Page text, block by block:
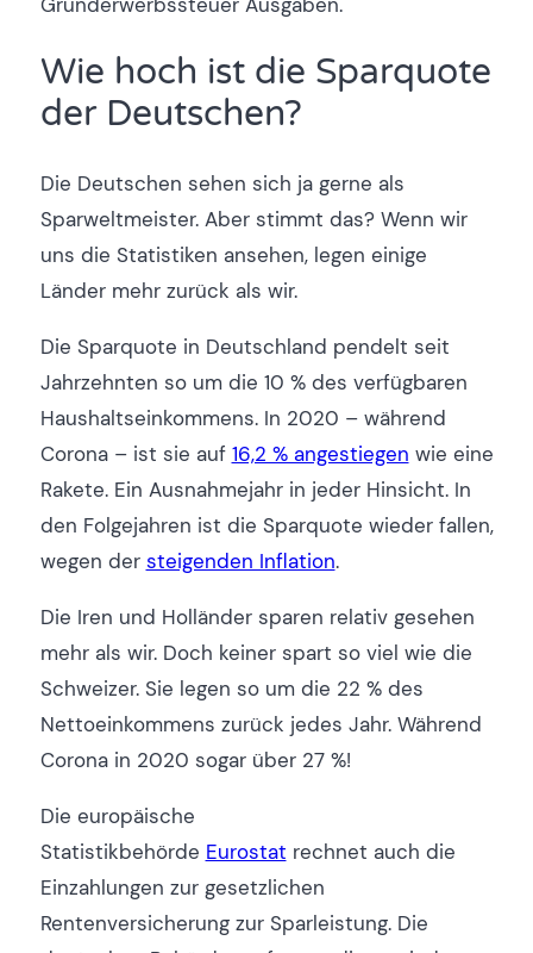
Wie hoch ist die Sparquote
der Deutschen?
Die Deutschen sehen sich ja gerne als
Sparweltmeister. Aber stimmt das? Wenn wir
uns die Statistiken ansehen, legen einige
Länder mehr zurück als wir.
Die Sparquote in Deutschland pendelt seit
Jahrzehnten so um die 10 % des verfügbaren
Haushaltseinkommens. In 2020 – während
Corona – ist sie auf 16,2 % angestiegen wie eine
Rakete. Ein Ausnahmejahr in jeder Hinsicht. In
den Folgejahren ist die Sparquote wieder fallen,
wegen der steigenden Inflation.
Die Iren und Holländer sparen relativ gesehen
mehr als wir. Doch keiner spart so viel wie die
Schweizer. Sie legen so um die 22 % des
Nettoeinkommens zurück jedes Jahr. Während
Corona in 2020 sogar über 27 %!
Die europäische
Statistikbehörde Eurostat rechnet auch die
Einzahlungen zur gesetzlichen
Rentenversicherung zur Sparleistung. Die